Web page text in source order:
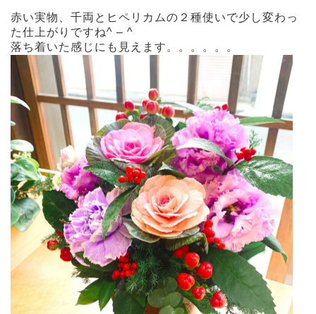
赤い実物、千両とヒペリカムの２種使いで少し変わっ
た仕上がりですね^ – ^
落ち着いた感じにも見えます。。。。。。